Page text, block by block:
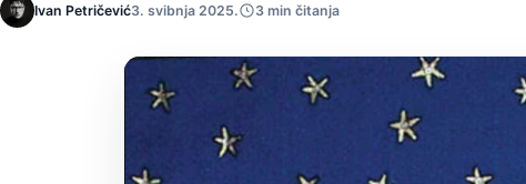
Ivan Petričević3. svibnja 2025. 3 min čitanja